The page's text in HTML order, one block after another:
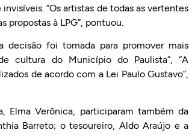
“Os artistas de todas as vertentes
à LPG”, pontuou.
decisão foi tomada para promover mais
cultura do Município do Paulista”, “A
de acordo com a Lei Paulo Gustavo”,
Verônica, participaram também da
Barreto; o tesoureiro, Aldo Araújo e a